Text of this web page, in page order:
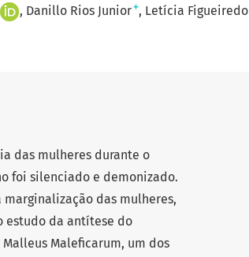
Danillo Rios Junior+ Letícia Figueiredo
das mulheres durante o
foi silenciado e demonizado.
das mulheres,
estudo da antítese do
Maleficarum, um dos